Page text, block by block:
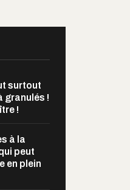
surtout
granulés !
!
à la
peut
en plein